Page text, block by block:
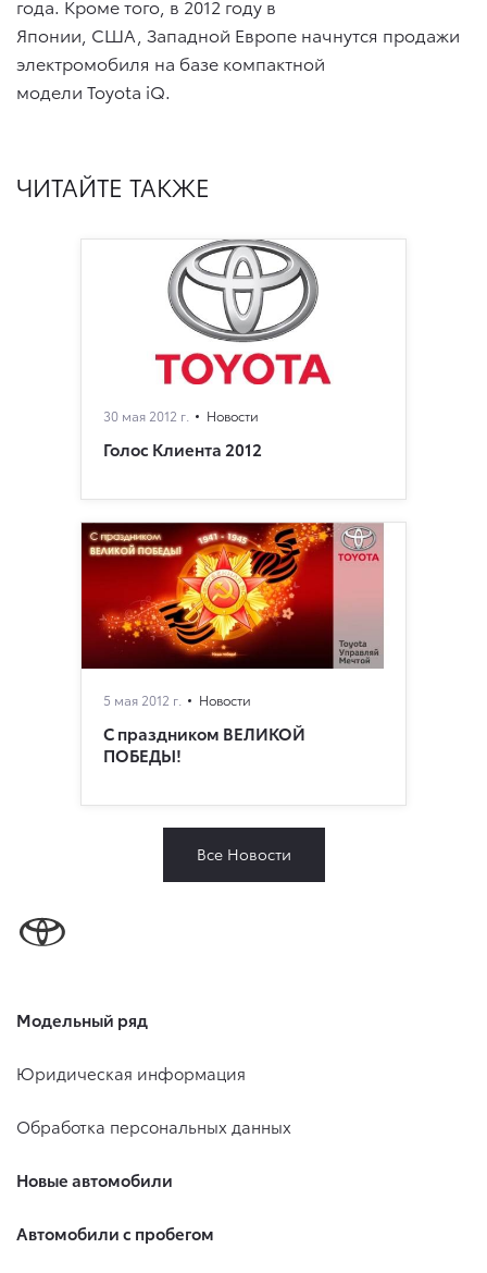
года. Кроме того, в 2012 году в
Японии, США, Западной Европе начнутся продажи
электромобиля на базе компактной
модели Toyota iQ.
ЧИТАЙТЕ ТАКЖЕ
30 мая 2012 г. Новости
Голос Клиента 2012
5 мая 2012 г. Новости
С праздником ВЕЛИКОЙ
ПОБЕДЫ!
Все Новости
Модельный ряд
Юридическая информация
Обработка персональных данных
Новые автомобили
Автомобили с пробегом